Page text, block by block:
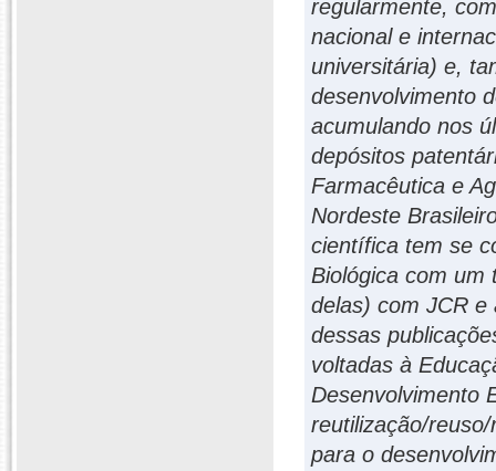
regularmente,
nacional e
universitária) e,
desenvolvimento
acumulando nos
depósitos
Farmacêutica e
Nordeste
científica tem se
Biológica com um
delas) com JCR
dessas
voltadas à
Desenvolvimento
reutilização/
para o